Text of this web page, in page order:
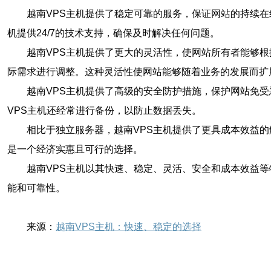
越南VPS主机提供了稳定可靠的服务，保证网站的持续
机提供24/7的技术支持，确保及时解决任何问题。
越南VPS主机提供了更大的灵活性，使网站所有者能够
际需求进行调整。这种灵活性使网站能够随着业务的发展而扩
越南VPS主机提供了高级的安全防护措施，保护网站免
VPS主机还经常进行备份，以防止数据丢失。
相比于独立服务器，越南VPS主机提供了更具成本效益
是一个经济实惠且可行的选择。
越南VPS主机以其快速、稳定、灵活、安全和成本效益
能和可靠性。
来源： 越南VPS主机：快速、稳定的选择